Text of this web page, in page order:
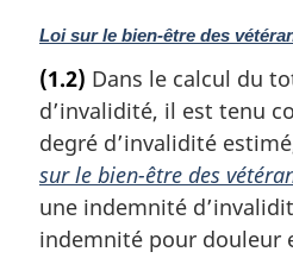
g
n
a
e
:
N
t
e
m
r
g
i
Loi sur le bien-être des
(1.2) Dans le calcul du
d’invalidité, il est tenu
degré d’invalidité
sur le bien-être des
une indemnité
indemnité pour douleur